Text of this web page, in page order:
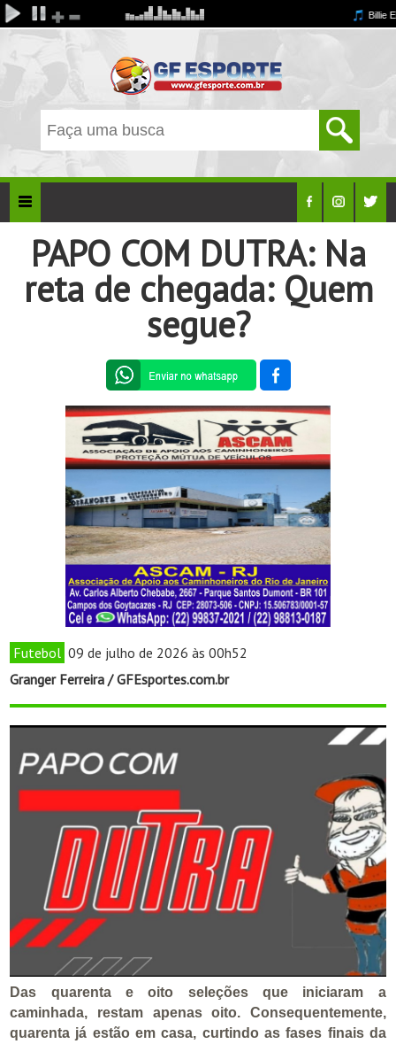
PAPO COM DUTRA: Na
reta de chegada: Quem
segue?
Futebol 09 de julho de 2026 às 00h52
Granger Ferreira / GFEsportes.com.br
Das quarenta e oito seleções que iniciaram a
caminhada, restam apenas oito. Consequentemente,
quarenta já estão em casa, curtindo as fases finais da